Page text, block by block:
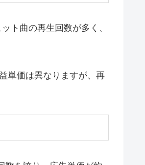
ト曲の再生回数が多く、
単価は異なりますが、再